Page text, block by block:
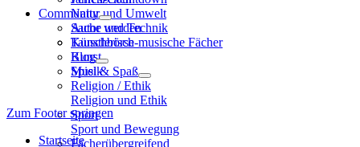
Natur und Umwelt
Sache und Technik
Künstlerisch-musische Fächer
Kunst
Musik
Religion / Ethik
Religion und Ethik
Sport
Sport und Bewegung
Fächerübergreifend
Community
Autor werden
Tauschbörse
Blog
Spiel & Spaß
Zum Footer springen
Startseite